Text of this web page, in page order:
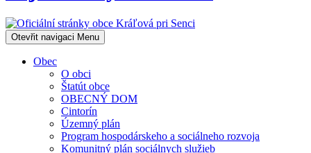
Otevřit navigaci Menu
Obec
O obci
Štatút obce
OBECNÝ DOM
Cintorín
Územný plán
Program hospodárskeho a sociálneho rozvoja
Komunitný plán sociálnych služieb